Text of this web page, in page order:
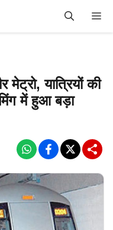
मेट्रो, यात्रियों की
में हुआ बड़ा